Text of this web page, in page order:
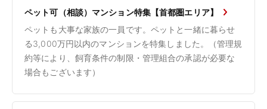
ペット可（相談）マンション特集【首都圏エリア】
ペットも大事な家族の一員です。ペットと一緒に暮らせ
る3,000万円以内のマンションを特集しました。（管理規
約等により、飼育条件の制限・管理組合の承認が必要な
場合もございます）